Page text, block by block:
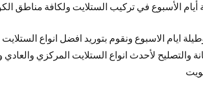
ايام الاسبوع ونقوم بتوريد افضل انواع الستلايت
والتصليح لأحدث انواع الستلايت المركزي